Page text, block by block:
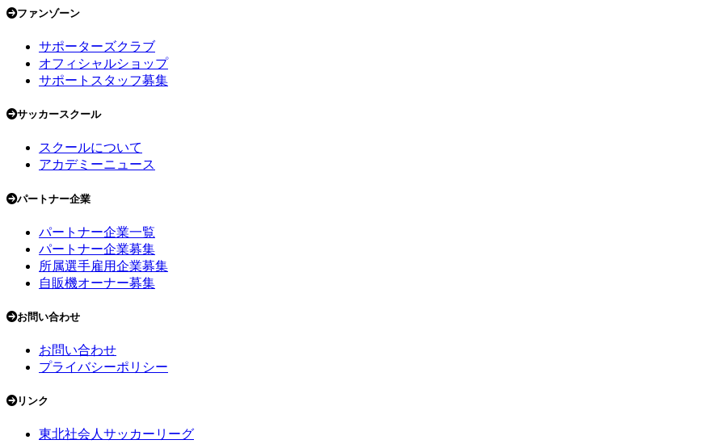
ファンゾーン
サポーターズクラブ
オフィシャルショップ
サポートスタッフ募集
サッカースクール
スクールについて
アカデミーニュース
パートナー企業
パートナー企業一覧
パートナー企業募集
所属選手雇用企業募集
自販機オーナー募集
お問い合わせ
お問い合わせ
プライバシーポリシー
リンク
東北社会人サッカーリーグ